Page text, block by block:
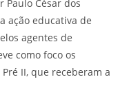
Paulo César dos
ação educativa de
agentes de
como foco os
II, que receberam a